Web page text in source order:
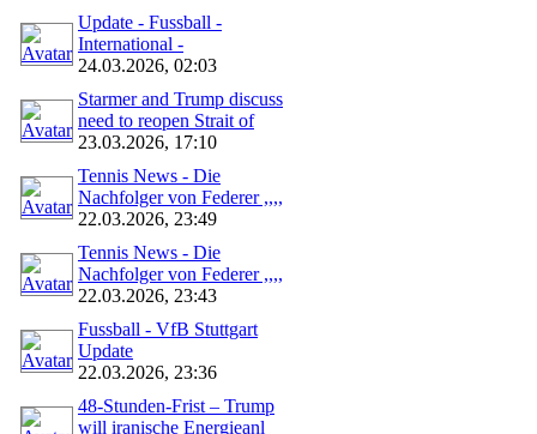
Update - Fussball -
International -
24.03.2026, 02:03
Starmer and Trump discuss
need to reopen Strait of
23.03.2026, 17:10
Tennis News - Die
Nachfolger von Federer ,,,,
22.03.2026, 23:49
Tennis News - Die
Nachfolger von Federer ,,,,
22.03.2026, 23:43
Fussball - VfB Stuttgart
Update
22.03.2026, 23:36
48‑Stunden‑Frist – Trump
will iranische Energieanl